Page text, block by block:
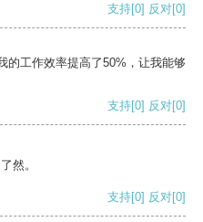
支持[0] 反对[0]
的工作效率提高了50%，让我能够
支持[0] 反对[0]
然。
支持[0] 反对[0]